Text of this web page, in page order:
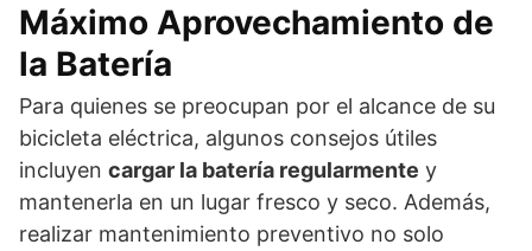
Máximo Aprovechamiento de
la Batería
Para quienes se preocupan por el alcance de su
bicicleta eléctrica, algunos consejos útiles
incluyen cargar la batería regularmente y
mantenerla en un lugar fresco y seco. Además,
realizar mantenimiento preventivo no solo